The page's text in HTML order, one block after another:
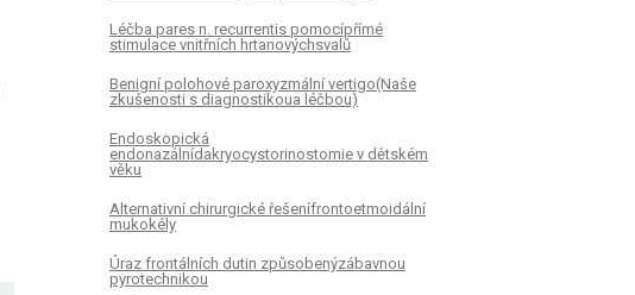
Léčba pares n. recurrentis pomocípřímé
stimulace vnitřních hrtanovýchsvalů
Benigní polohové paroxyzmální vertigo(Naše
zkušenosti s diagnostikoua léčbou)
Endoskopická
endonazálnídakryocystorinostomie v dětském
věku
Alternativní chirurgické řešenífrontoetmoidální
mukokély
Úraz frontálních dutin způsobenýzábavnou
pyrotechnikou